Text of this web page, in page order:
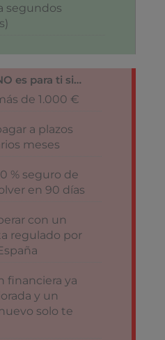
segundos
es para ti si…
de 1.000 €
a plazos
meses
% seguro de
en 90 días
con un
regulado por
financiera ya
y un
solo te